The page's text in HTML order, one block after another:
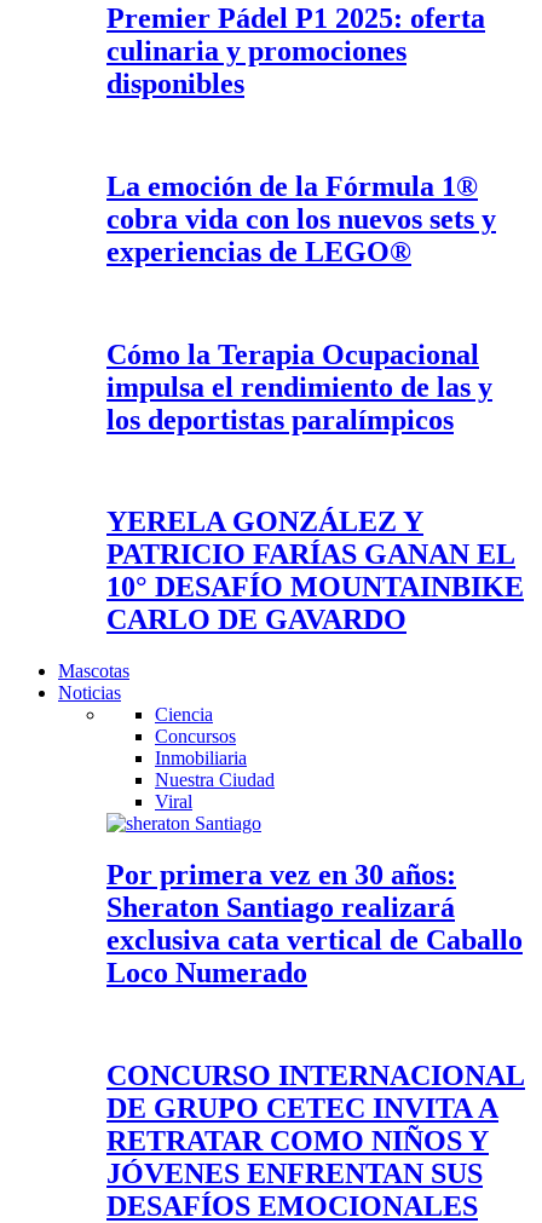
Premier Pádel P1 2025: oferta
culinaria y promociones
disponibles
La emoción de la Fórmula 1®
cobra vida con los nuevos sets y
experiencias de LEGO®
Cómo la Terapia Ocupacional
impulsa el rendimiento de las y
los deportistas paralímpicos
YERELA GONZÁLEZ Y
PATRICIO FARÍAS GANAN EL
10° DESAFÍO MOUNTAINBIKE
CARLO DE GAVARDO
Mascotas
Noticias
Ciencia
Concursos
Inmobiliaria
Nuestra Ciudad
Viral
Por primera vez en 30 años:
Sheraton Santiago realizará
exclusiva cata vertical de Caballo
Loco Numerado
CONCURSO INTERNACIONAL
DE GRUPO CETEC INVITA A
RETRATAR COMO NIÑOS Y
JÓVENES ENFRENTAN SUS
DESAFÍOS EMOCIONALES